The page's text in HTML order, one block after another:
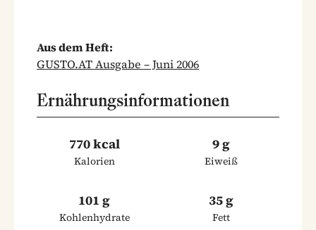
Aus dem Heft:
GUSTO.AT Ausgabe – Juni 2006
Ernährungsinformationen
770 kcal
Kalorien
9 g
Eiweiß
101 g
Kohlenhydrate
35 g
Fett